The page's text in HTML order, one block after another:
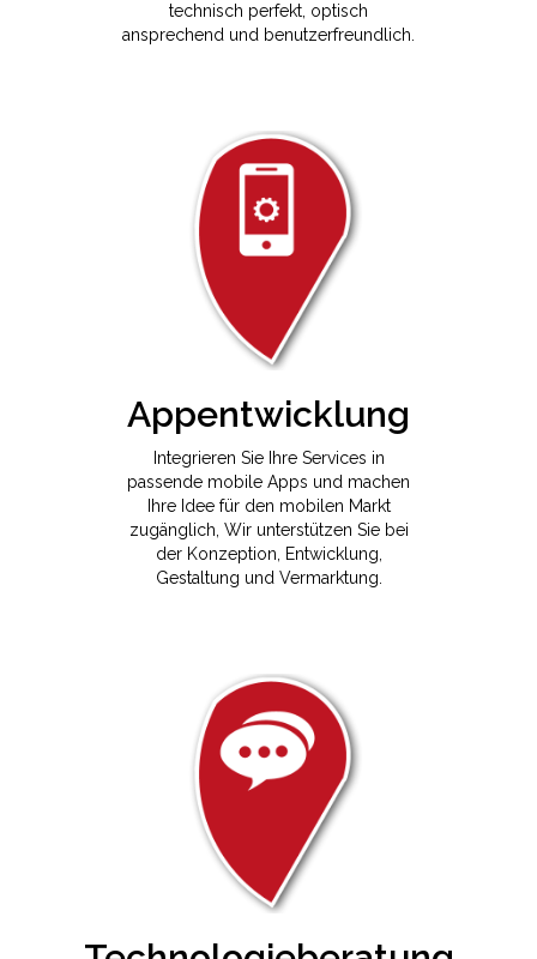
technisch perfekt, optisch
ansprechend und benutzerfreundlich.
Appentwicklung
Integrieren Sie Ihre Services in
passende mobile Apps und machen
Ihre Idee für den mobilen Markt
zugänglich, Wir unterstützen Sie bei
der Konzeption, Entwicklung,
Gestaltung und Vermarktung.